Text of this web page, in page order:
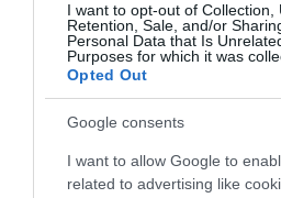
I want to opt-out of Collection,
Retention, Sale, and/or
Personal Data that Is
Purposes for which it was
Opted Out
Google consents
I want to allow Google to
related to advertising like